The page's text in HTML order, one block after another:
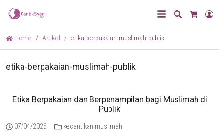
Search
Home Artikel etika-berpakaian-muslimah-publik
etika-berpakaian-muslimah-publik
Etika Berpakaian dan Berpenampilan bagi Muslimah di
Publik
07/04/2026 kecantikan muslimah